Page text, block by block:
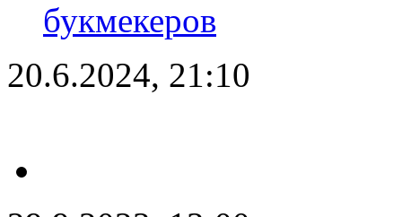
букмекеров
20.6.2024, 21:10